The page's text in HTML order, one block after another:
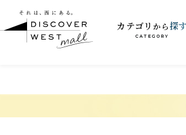
カテゴリ から 探す
CATEGORY